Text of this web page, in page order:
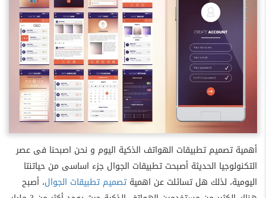
أهمية تصميم تطبيقات الهواتف الذكية اليوم و نحن اصبحنا فى عصر
التكنولوجيا الحديثة أصبحت تطبيقات الجوال جزء اساسى من حياتنتا
اليومية، لذلك هل تسائلت عن اهمية تصميم تطبيقات الجوال، أصبح